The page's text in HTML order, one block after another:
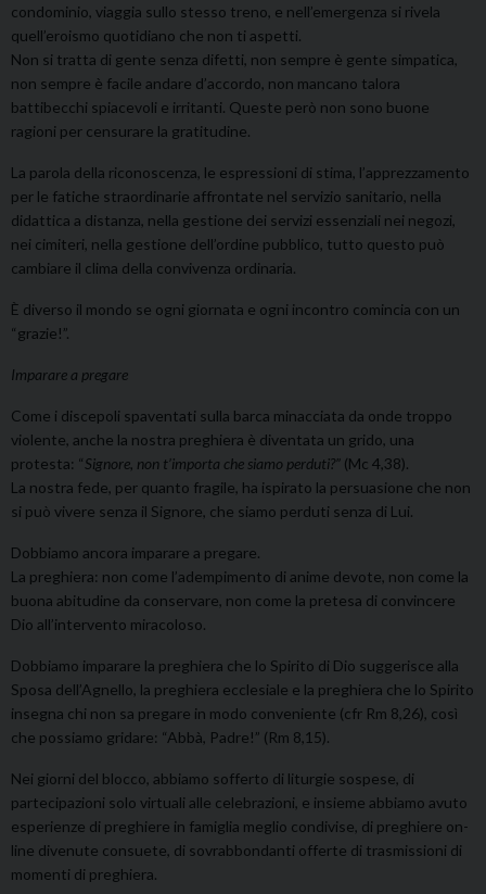
condominio, viaggia sullo stesso treno, e nell’emergenza si rivela
quell’eroismo quotidiano che non ti aspetti.
Non si tratta di gente senza difetti, non sempre è gente simpatica,
non sempre è facile andare d’accordo, non mancano talora
battibecchi spiacevoli e irritanti. Queste però non sono buone
ragioni per censurare la gratitudine.
La parola della riconoscenza, le espressioni di stima, l’apprezzamento
per le fatiche straordinarie affrontate nel servizio sanitario, nella
didattica a distanza, nella gestione dei servizi essenziali nei negozi,
nei cimiteri, nella gestione dell’ordine pubblico, tutto questo può
cambiare il clima della convivenza ordinaria.
È diverso il mondo se ogni giornata e ogni incontro comincia con un
“grazie!”.
Imparare a pregare
Come i discepoli spaventati sulla barca minacciata da onde troppo
violente, anche la nostra preghiera è diventata un grido, una
protesta: “Signore, non t’importa che siamo perduti?” (Mc 4,38).
La nostra fede, per quanto fragile, ha ispirato la persuasione che non
si può vivere senza il Signore, che siamo perduti senza di Lui.
Dobbiamo ancora imparare a pregare.
La preghiera: non come l’adempimento di anime devote, non come la
buona abitudine da conservare, non come la pretesa di convincere
Dio all’intervento miracoloso.
Dobbiamo imparare la preghiera che lo Spirito di Dio suggerisce alla
Sposa dell’Agnello, la preghiera ecclesiale e la preghiera che lo Spirito
insegna chi non sa pregare in modo conveniente (cfr Rm 8,26), così
che possiamo gridare: “Abbà, Padre!” (Rm 8,15).
Nei giorni del blocco, abbiamo sofferto di liturgie sospese, di
partecipazioni solo virtuali alle celebrazioni, e insieme abbiamo avuto
esperienze di preghiere in famiglia meglio condivise, di preghiere on-
line divenute consuete, di sovrabbondanti offerte di trasmissioni di
momenti di preghiera.